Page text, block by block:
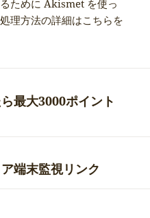
ために Akismet を使っ
理方法の詳細はこちらを
最大3000ポイント
端末監視リンク